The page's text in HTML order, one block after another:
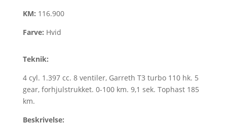
KM: 116.900
Farve: Hvid
Teknik:
4 cyl. 1.397 cc. 8 ventiler, Garreth T3 turbo 110 hk. 5
gear, forhjulstrukket. 0-100 km. 9,1 sek. Tophast 185
km.
Beskrivelse: